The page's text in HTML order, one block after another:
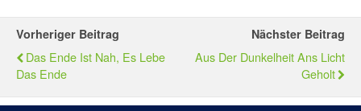
Vorheriger Beitrag
Das Ende Ist Nah, Es Lebe
Das Ende
Nächster Beitrag
Aus Der Dunkelheit Ans Licht
Geholt